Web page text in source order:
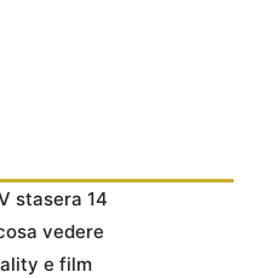
stasera 14
vedere
e film